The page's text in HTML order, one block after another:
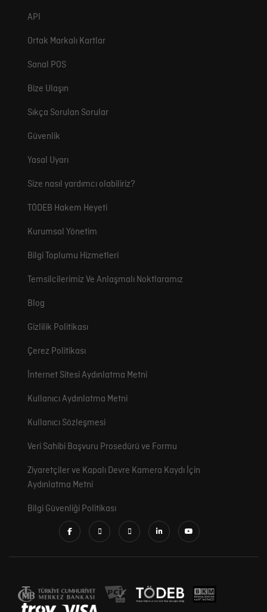
API
Ortak Markalı Kartlar
Sanal POS
Bize Ulaşın
Sıkça Sorulan Sorular
Güvenlik
Yasal Uyarı
Size nasıl yardımcı olabiliriz?
TÖDEB Hakem Heyeti
Kurumsal Yönetim
Bilgi Toplumu Hizmetleri
Temsilcilerimiz Ve Anlaşmalı Noktlaramız
Blog
Gizlilik Politikası
Çerez Politikası
İnternet Sitesi Aydınlatma Metni
Kullanıcı Aydınlatma Metni
Kullanıcı Sözleşmesi
Veri Sahibi Başvuru Prosedürü ve Formu
Ziyaretçiler ve Kapalı Devre Kamera Kaydı İçin
Aydınlatma Metni
Bilgi Güvenliği Politikası